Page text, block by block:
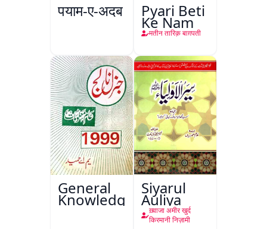
पयाम-ए-अदब Pyari Beti
Ke Nam
मतीन तारिक़ बाग़पती
General
Knowledge
Siyarul
Auliya
ख़्वाजा अमीर खुर्द
किरमानी निज़ामी